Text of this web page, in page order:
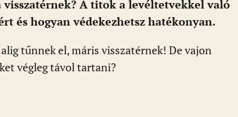
A titok a levéltetvekkel való
és hogyan védekezhetsz hatékonyan.
tűnnek el, máris visszatérnek! De vajon
végleg távol tartani?